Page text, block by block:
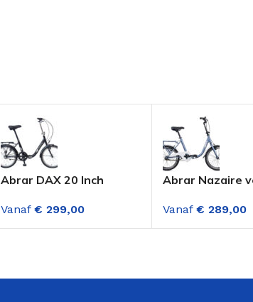
Abrar DAX 20 Inch
Versnellingen Zwart
(ANWB)
Vanaf € 299,00
Abrar Nazaire
Vanaf € 289,00